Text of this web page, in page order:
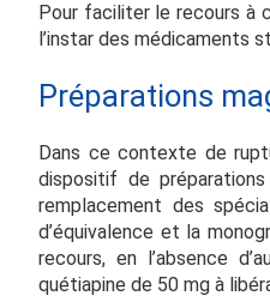
Pour faciliter le recours à
l’instar des médicaments
Préparations
Dans ce contexte de
dispositif de
remplacement des
d’équivalence et la
recours, en l’absence
quétiapine de 50 mg à